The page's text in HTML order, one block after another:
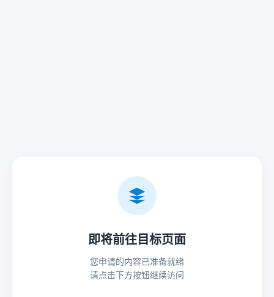
即将前往目标页面
您申请的内容已准备就绪
请点击下方按钮继续访问